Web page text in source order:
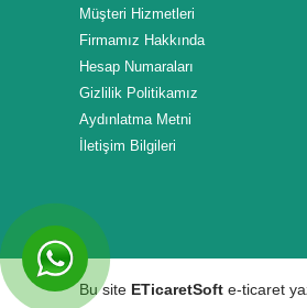
Müşteri Hizmetleri
Firmamız Hakkında
Hesap Numaraları
Gizlilik Politikamız
Aydınlatma Metni
İletişim Bilgileri
Bu site ETicaretSoft e-ticaret